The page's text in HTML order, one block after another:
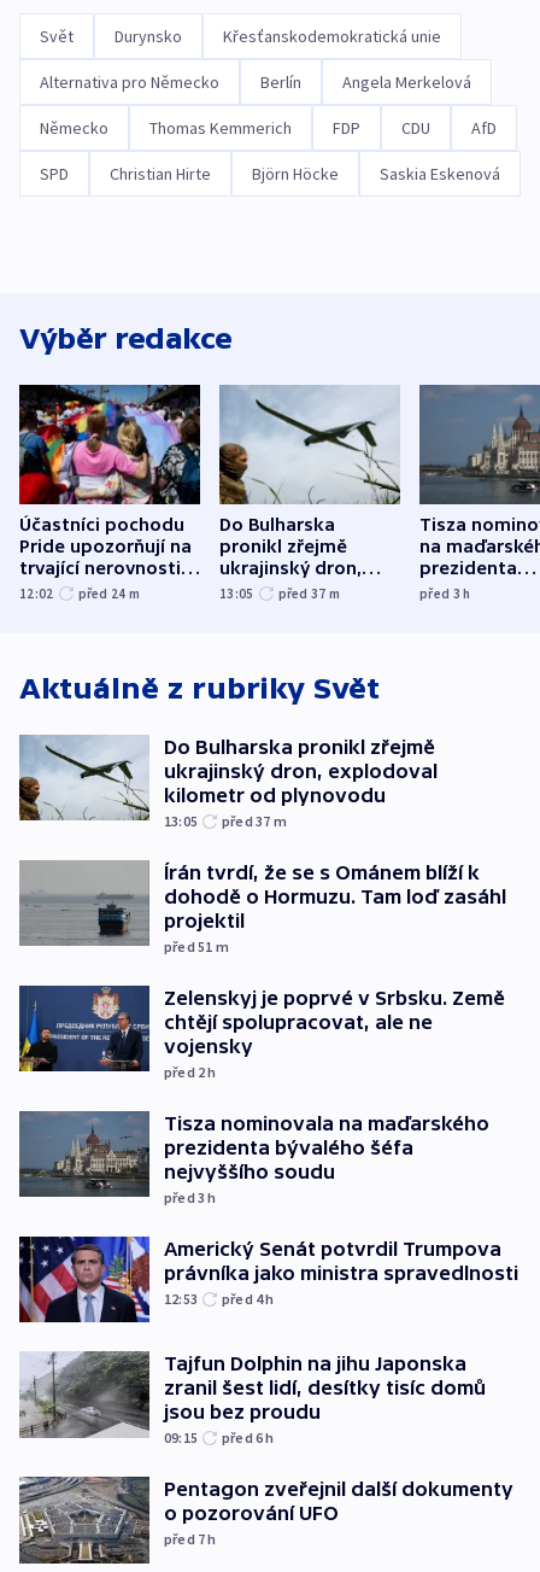
Svět Durynsko Křesťanskodemokratická unie
Alternativa pro Německo Berlín Angela Merkelová
Německo Thomas Kemmerich FDP CDU AfD
SPD Christian Hirte Björn Höcke Saskia Eskenová
Výběr redakce
Účastníci pochodu
Pride upozorňují na
trvající nerovnosti i
společenskou
12:02 před 24 m
Do Bulharska
pronikl zřejmě
ukrajinský dron,
explodoval kilometr
13:05 před 37 m
Tisza
na
prezidenta
bývalého
před 3h
Aktuálně z rubriky Svět
Do Bulharska pronikl zřejmě
ukrajinský dron, explodoval
kilometr od plynovodu
13:05 před 37 m
Írán tvrdí, že se s Ománem blíží k
dohodě o Hormuzu. Tam loď zasáhl
projektil
před 51 m
Zelenskyj je poprvé v Srbsku. Země
chtějí spolupracovat, ale ne
vojensky
před 2h
Tisza nominovala na maďarského
prezidenta bývalého šéfa
nejvyššího soudu
před 3h
Americký Senát potvrdil Trumpova
právníka jako ministra spravedlnosti
12:53 před 4h
Tajfun Dolphin na jihu Japonska
zranil šest lidí, desítky tisíc domů
jsou bez proudu
09:15 před 6h
Pentagon zveřejnil další dokumenty
o pozorování UFO
před 7h